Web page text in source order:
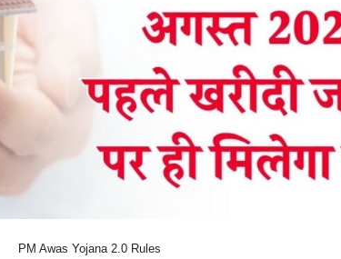
PM Awas Yojana 2.0 Rules